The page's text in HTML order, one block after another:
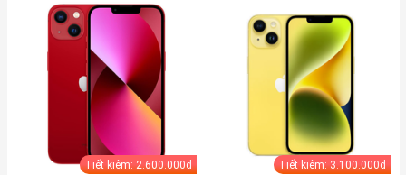
Tiết kiệm: 2.600.000₫ Tiết kiệm: 3.100.000₫